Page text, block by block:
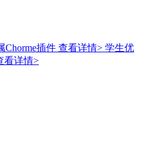
Chorme插件 查看详情> 学生优
看详情>